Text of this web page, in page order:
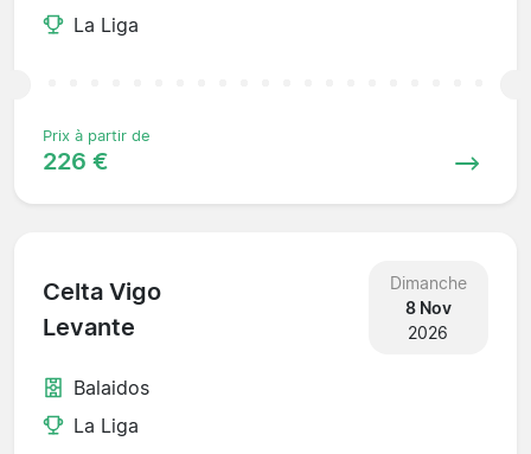
La Liga
Prix à partir de
226 €
Celta Vigo
Levante
Dimanche
8 Nov
2026
Balaidos
La Liga